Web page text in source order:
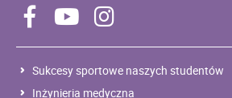
Sukcesy sportowe naszych studentów
Inżynieria medyczna